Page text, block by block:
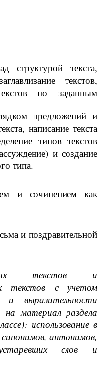
структурой текста,
текстов,
по заданным
предложений и
написание текста
типов текстов
и создание
типа.
и сочинением как
и поздравительной
текстов и
текстов с учетом
и выразительности
на материал раздела
использование в
антонимов,
слов и